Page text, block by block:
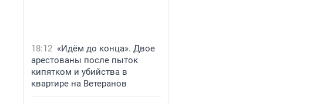
18:12 «Идём до конца». Двое
арестованы после пыток
кипятком и убийства в
квартире на Ветеранов